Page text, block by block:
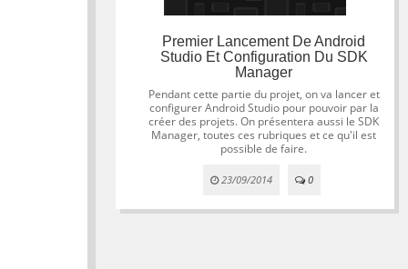
Premier Lancement De Android
Studio Et Configuration Du SDK
Manager
Pendant cette partie du projet, on va lancer et
configurer Android Studio pour pouvoir par la
créer des projets. On présentera aussi le SDK
Manager, toutes ces rubriques et ce qu'il est
possible de faire.
23/09/2014 0